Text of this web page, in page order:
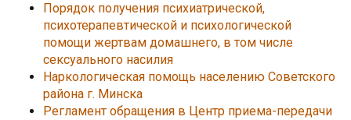
Порядок получения психиатрической,
психотерапевтической и психологической
помощи жертвам домашнего, в том числе
сексуального насилия
Наркологическая помощь населению Советского
района г. Минска
Регламент обращения в Центр приема-передачи